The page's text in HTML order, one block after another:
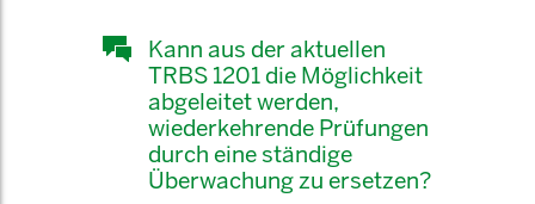
Kann aus der aktuellen
TRBS 1201 die Möglichkeit
abgeleitet werden,
wiederkehrende Prüfungen
durch eine ständige
Überwachung zu ersetzen?